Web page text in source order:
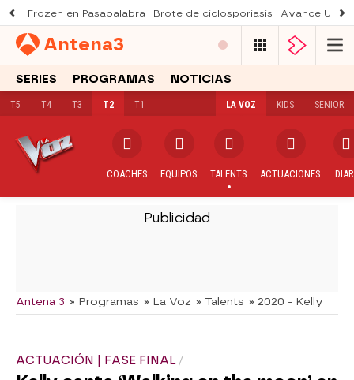
Frozen en Pasapalabra Brote de ciclosporiasis Avance Una
Antena3
SERIES PROGRAMAS NOTICIAS
T5 T4 T3 T2 T1 SENIOR
KIDS
LA VOZ
COACHES EQUIPOS TALENTS ACTUACIONES
-
Antena 3 » Programas » La Voz » Talents » 2020 - Kelly
ACTUACIÓN | FASE FINAL